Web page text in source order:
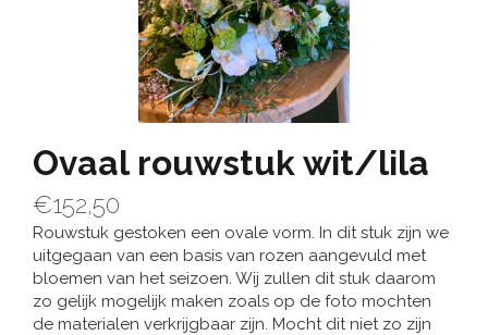
Ovaal rouwstuk wit/lila
€152,50
Rouwstuk gestoken een ovale vorm. In dit stuk zijn we
uitgegaan van een basis van rozen aangevuld met
bloemen van het seizoen. Wij zullen dit stuk daarom
zo gelijk mogelijk maken zoals op de foto mochten
de materialen verkrijgbaar zijn. Mocht dit niet zo zijn